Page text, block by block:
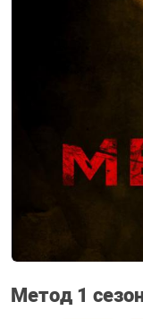
Метод 1